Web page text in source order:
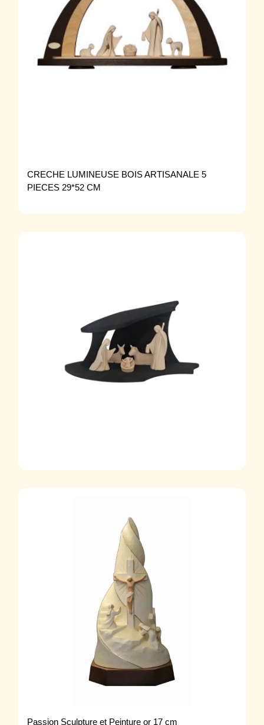
CRECHE LUMINEUSE BOIS ARTISANALE 5
PIECES 29*52 CM
Passion Sculpture et Peinture or 17 cm